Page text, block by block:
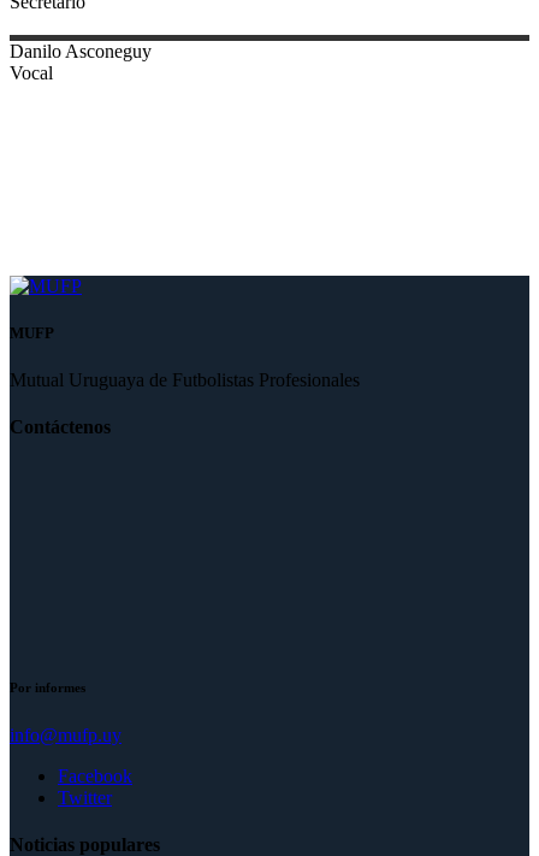
Danilo Asconeguy
Vocal
MUFP
Mutual Uruguaya de Futbolistas Profesionales
Contáctenos
Por informes
info@mufp.uy
Facebook
Twitter
Noticias populares